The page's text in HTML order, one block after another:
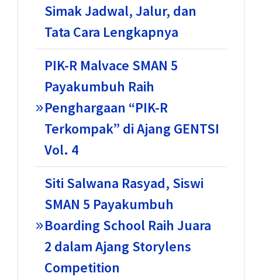
Simak Jadwal, Jalur, dan
Tata Cara Lengkapnya
PIK-R Malvace SMAN 5
Payakumbuh Raih
Penghargaan “PIK-R
Terkompak” di Ajang GENTSI
Vol. 4
Siti Salwana Rasyad, Siswi
SMAN 5 Payakumbuh
Boarding School Raih Juara
2 dalam Ajang Storylens
Competition